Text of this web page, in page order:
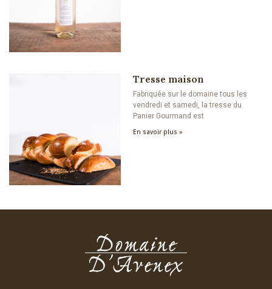
Tresse maison
Fabriquée sur le domaine tous les
vendredi et samedi, la tresse du
Panier Gourmand est
En savoir plus »